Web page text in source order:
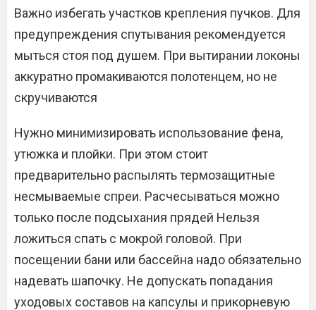
Важно избегать участков крепления пучков. Для
предупреждения спутывания рекомендуется
мыться стоя под душем. При вытирании локоны
аккуратно промакиваются полотенцем, но не
скручиваются
Нужно минимизировать использование фена,
утюжка и плойки. При этом стоит
предварительно распылять термозащитные
несмываемые спреи. Расчесываться можно
только после подсыхания прядей Нельзя
ложиться спать с мокрой головой. При
посещении бани или бассейна надо обязательно
надевать шапочку. Не допускать попадания
уходовых составов на капсулы и прикорневую